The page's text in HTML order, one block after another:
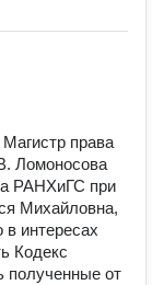
права
Ломоносова
РАНХиГС при
Михайловна,
в интересах
Кодекс
полученные от